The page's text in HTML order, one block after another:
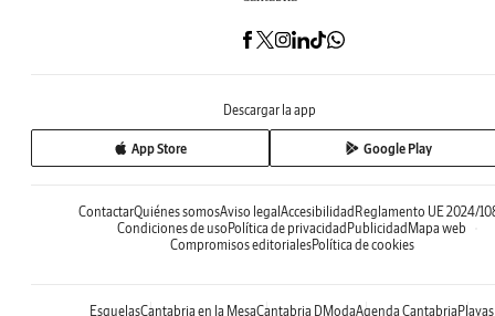
Descargar la app
App Store Google Play
ContactarQuiénes somosAviso legal Accesibilidad Reglamento UE 2024/
Condiciones de uso Política de privacidad Publicidad Mapa web
Compromisos editorialesPolítica de cookies
EsquelasCantabria en la MesaCantabria DModaAgenda Cantabria Playas